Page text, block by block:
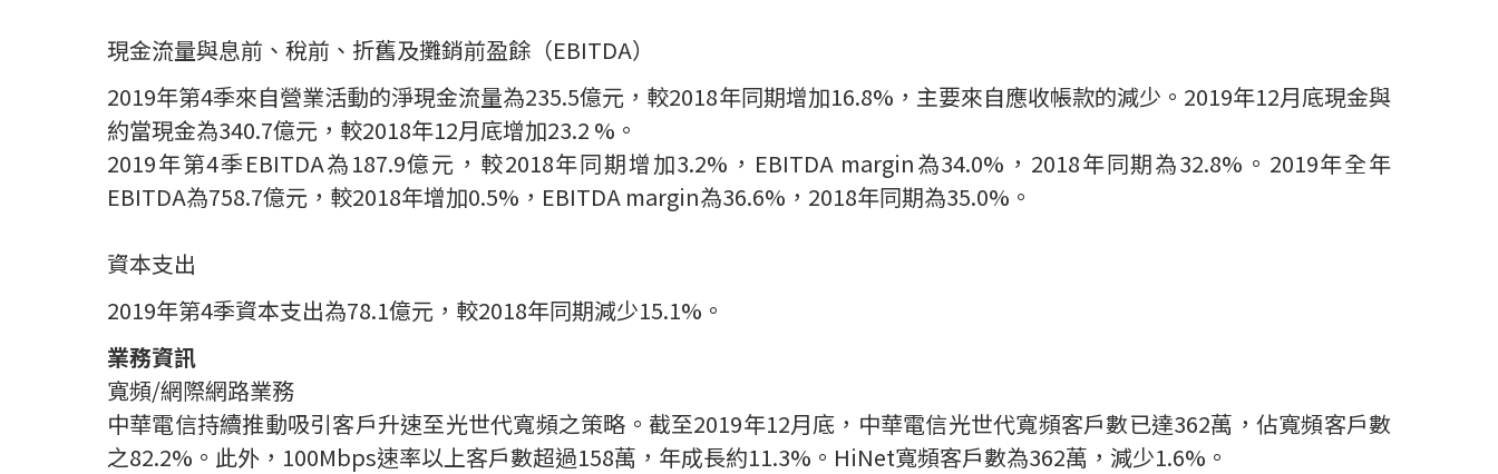
現金流量與息前、稅前、折舊及攤銷前盈餘（EBITDA）
2019年第4季來自營業活動的淨現金流量為235.5億元，較2018年同期增加16.8% ，主要來自應收帳款的減少。 2019年12月底現金與
約當現金為340.7億元，較2018年12月底增加23.2 % 。
2019年第4季EBITDA為187.9億元，較2018年同期增加3.2% ， EBITDA margin為34.0% ， 2018年同期為32.8% 。 2019年全年
EBITDA為758.7億元，較2018年增加0.5% ， EBITDA margin為36.6% ， 2018年同期為35.0% 。
資本支出
2019年第4季資本支出為78.1億元，較2018年同期減少15.1% 。
業務資訊
寬頻/網際網路業務
中華電信持續推動吸引客戶升速至光世代寬頻之策略。截至2019年12月底，中華電信光世代寬頻客戶數已達362萬，佔寬頻客戶數
之82.2% 。此外， 100Mbps速率以上客戶數超過158萬，年成長約11.3% 。 HiNet寬頻客戶數為362萬，減少1.6% 。